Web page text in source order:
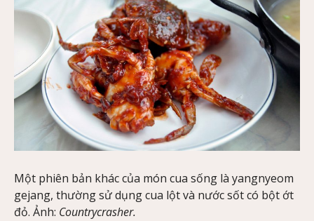
Một phiên bản khác của món cua sống là yangnyeom
gejang, thường sử dụng cua lột và nước sốt có bột ớt
đỏ. Ảnh: Countrycrasher.